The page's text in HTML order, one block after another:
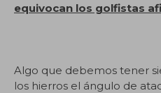
equivocan los golfistas
Algo que debemos tener
los hierros el ángulo de